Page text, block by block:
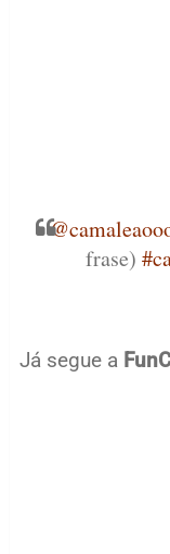
frase)
Já segue a